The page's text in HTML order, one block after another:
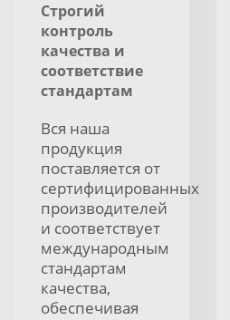
Строгий
контроль
качества и
соответствие
стандартам
Вся наша
продукция
поставляется от
сертифицированных
производителей
и соответствует
международным
стандартам
качества,
обеспечивая